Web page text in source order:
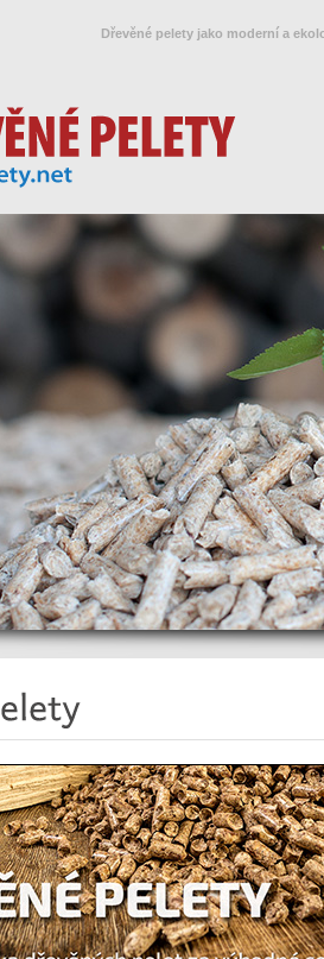
Dřevěné pelety jako moderní a